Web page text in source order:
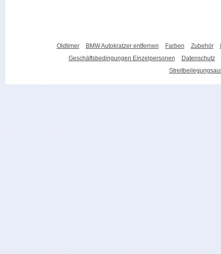
Oldtimer BMW Autokratzer entfernen Farben Zubehör
Geschäftsbedingungen Einzelpersonen
Datenschutz